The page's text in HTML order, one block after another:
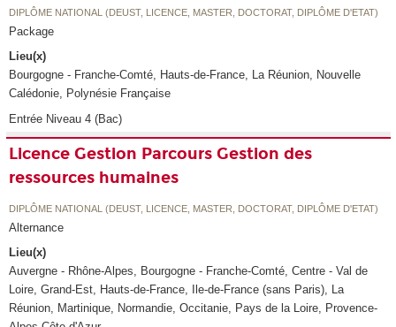
DIPLÔME NATIONAL (DEUST, LICENCE, MASTER, DOCTORAT, DIPLÔME D'ETAT)
Package
Lieu(x)
Bourgogne - Franche-Comté, Hauts-de-France, La Réunion, Nouvelle
Calédonie, Polynésie Française
Entrée Niveau 4 (Bac)
Licence Gestion Parcours Gestion des
ressources humaines
DIPLÔME NATIONAL (DEUST, LICENCE, MASTER, DOCTORAT, DIPLÔME D'ETAT)
Alternance
Lieu(x)
Auvergne - Rhône-Alpes, Bourgogne - Franche-Comté, Centre - Val de
Loire, Grand-Est, Hauts-de-France, Ile-de-France (sans Paris), La
Réunion, Martinique, Normandie, Occitanie, Pays de la Loire, Provence-